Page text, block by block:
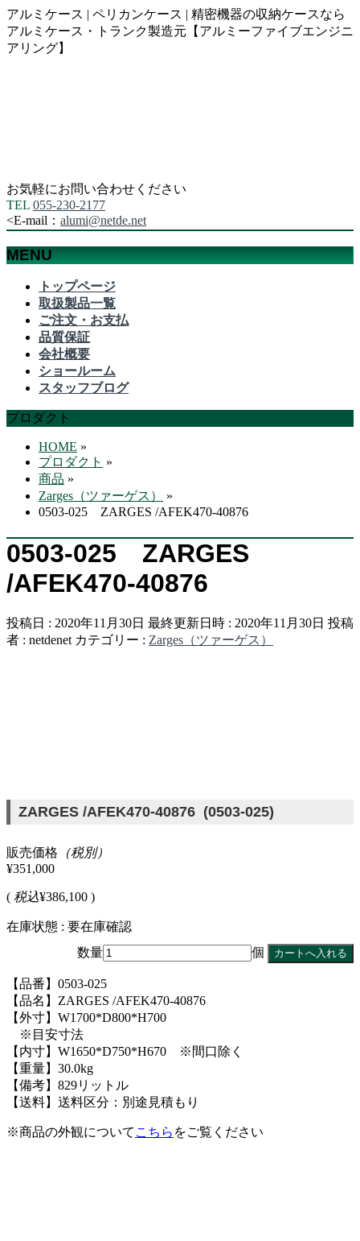
アルミケース | ペリカンケース | 精密機器の収納ケースなら
アルミケース・トランク製造元【アルミーファイブエンジニ
アリング】
お気軽にお問い合わせください
TEL 055-230-2177
<E-mail： alumi@netde.net
MENU
トップページ
取扱製品一覧
ご注文・お支払
品質保証
会社概要
ショールーム
スタッフブログ
プロダクト
HOME »
プロダクト »
商品 »
Zarges（ツァーゲス）
»
0503-025 ZARGES /AFEK470-40876
0503-025 ZARGES
/AFEK470-40876
投稿日 : 2020年11月30日 最終更新日時 : 2020年11月30日 投稿
者 : netdenet カテゴリー : Zarges（ツァーゲス）
ZARGES /AFEK470-40876 (0503-025)
販売価格 （税別）
¥351,000
( 税込¥386,100 )
在庫状態 : 要在庫確認
数量
個
【品番】0503-025
【品名】ZARGES /AFEK470-40876
【外寸】W1700*D800*H700
※目安寸法
【内寸】W1650*D750*H670 ※間口除く
【重量】30.0kg
【備考】829リットル
【送料】送料区分：別途見積もり
※商品の外観について こちら をご覧ください